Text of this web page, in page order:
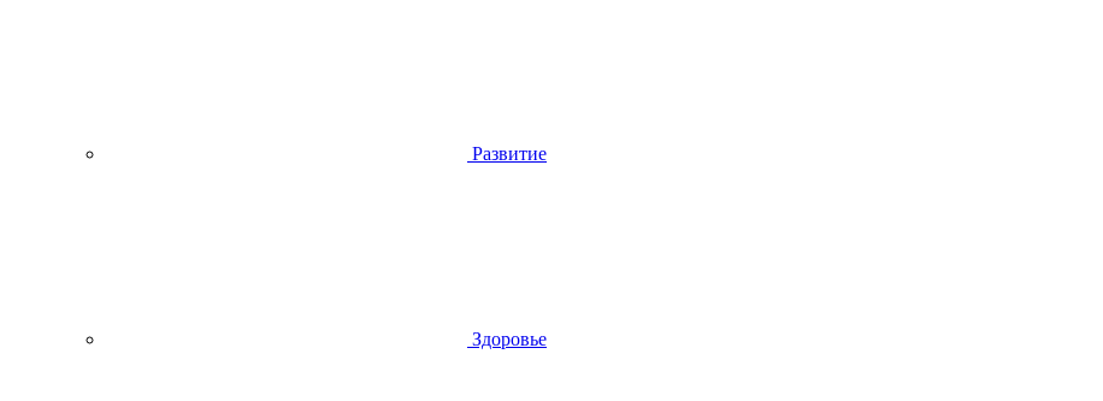
Развитие
Здоровье